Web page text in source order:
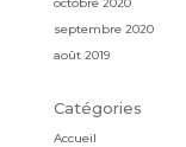
septembre 2020
août 2019
Catégories
Accueil